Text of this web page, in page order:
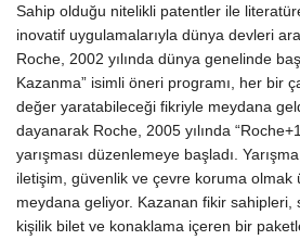
Sahip olduğu nitelikli patentler ile
inovatif uygulamalarıyla dünya devleri
Roche, 2002 yılında dünya genelinde
Kazanma” isimli öneri programı, her bir
değer yaratabileceği fikriyle meydana
dayanarak Roche, 2005 yılında
yarışması düzenlemeye başladı.
iletişim, güvenlik ve çevre koruma olmak
meydana geliyor. Kazanan fikir sahipleri,
kişilik bilet ve konaklama içeren bir